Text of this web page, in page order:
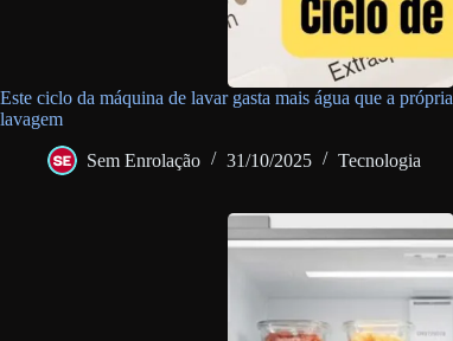
Este ciclo da máquina de lavar gasta mais água que a própria
lavagem
Sem Enrolação 31/10/2025 Tecnologia